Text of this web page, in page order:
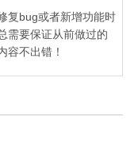
复bug或者新增功能时
需要保证从前做过的
容不出错！